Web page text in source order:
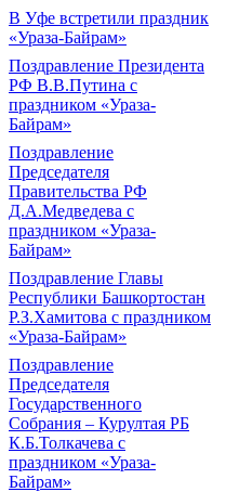
В Уфе встретили праздник
«Ураза-Байрам»
Поздравление Президента
РФ В.В.Путина с
праздником «Ураза-
Байрам»
Поздравление
Председателя
Правительства РФ
Д.А.Медведева с
праздником «Ураза-
Байрам»
Поздравление Главы
Республики Башкортостан
Р.З.Хамитова с праздником
«Ураза-Байрам»
Поздравление
Председателя
Государственного
Собрания – Курултая РБ
К.Б.Толкачева с
праздником «Ураза-
Байрам»